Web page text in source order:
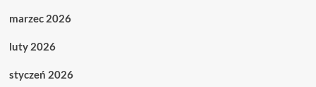
marzec 2026
luty 2026
styczeń 2026